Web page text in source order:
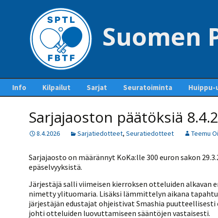
Suomen
Siirry
sisältöön
Info
Pankkitilit ja liiton
perimät maksut
Pöytätennisrahasto
Säännöt
Liittokokoukset
Hallitus
Kilpailut
Kilpailuiden
ottelupohjia ja
lomakkeita
Kilpailutiedotteet ja -
tiedostot
raporttiohjeet
GP-kilpailut
Sarjat
ja sarjasäännöt
Mestaruussarja
2-divisioona
3-divisioona
4-divisioona
5-divisioona
Seuratoiminta
lisenssien hankinta
Seurakehitys
ostamiseen
Seuran perustaminen
Pelaajalistat ja lisenssit
Huippu-
SUEK
Sarjajaoston päätöksiä
8.4.2026 Sarjatiedotteet, Seuratiedotteet Teemu
Sarjajaosto on määrännyt KoKa:lle 300 euron sakon
epäselvyyksistä.
Järjestäjä salli viimeisen kierroksen otteluiden alkavan
nimetty ylituomaria. Lisäksi lämmittelyn aikana
järjestäjän edustajat ohjeistivat Smashia
johti otteluiden luovuttamiseen sääntöjen vastaisesti.